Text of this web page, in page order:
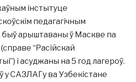
інстытуце
педагагічным
быў арыштаваны ў Маскве па
“Расійскай
і асуджаны на 5 год лагероў.
у САЗЛАГу ва Узбекістане